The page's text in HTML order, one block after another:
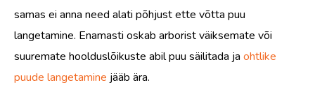
samas ei anna need alati põhjust ette võtta puu
langetamine. Enamasti oskab arborist väiksemate või
suuremate hoolduslõikuste abil puu säilitada ja ohtlike
puude langetamine jääb ära.